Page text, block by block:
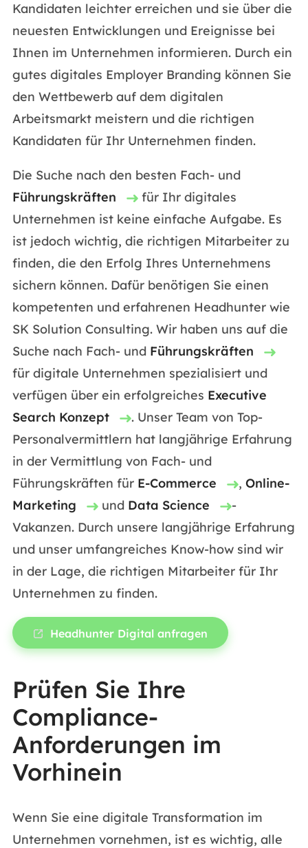
Kandidaten leichter erreichen und sie über die
neuesten Entwicklungen und Ereignisse bei
Ihnen im Unternehmen informieren. Durch ein
gutes digitales Employer Branding können Sie
den Wettbewerb auf dem digitalen
Arbeitsmarkt meistern und die richtigen
Kandidaten für Ihr Unternehmen finden.
Die Suche nach den besten Fach- und
Führungskräften
für Ihr digitales
Unternehmen ist keine einfache Aufgabe. Es
ist jedoch wichtig, die richtigen Mitarbeiter zu
finden, die den Erfolg Ihres Unternehmens
sichern können. Dafür benötigen Sie einen
kompetenten und erfahrenen Headhunter wie
SK Solution Consulting. Wir haben uns auf die
Suche nach Fach- und Führungskräften
für digitale Unternehmen spezialisiert und
verfügen über ein erfolgreiches Executive
Search Konzept
. Unser Team von Top-
Personalvermittlern hat langjährige Erfahrung
in der Vermittlung von Fach- und
Führungskräften für E-Commerce , Online-
Marketing
und Data Science
-
Vakanzen. Durch unsere langjährige Erfahrung
und unser umfangreiches Know-how sind wir
in der Lage, die richtigen Mitarbeiter für Ihr
Unternehmen zu finden.
Headhunter Digital anfragen
Prüfen Sie Ihre
Compliance-
Anforderungen im
Vorhinein
Wenn Sie eine digitale Transformation im
Unternehmen vornehmen, ist es wichtig, alle